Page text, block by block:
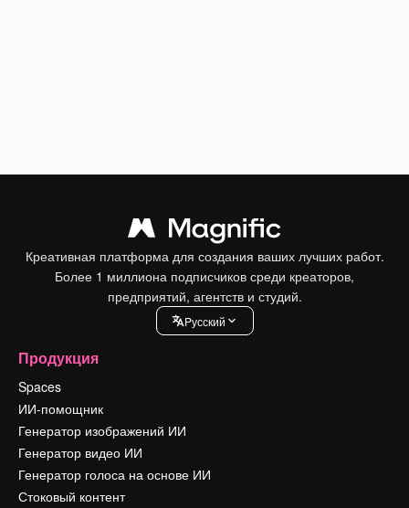
Креативная платформа для создания ваших лучших работ.
Более 1 миллиона подписчиков среди креаторов,
предприятий, агентств и студий.
Pусский
Продукция
Spaces
ИИ-помощник
Генератор изображений ИИ
Генератор видео ИИ
Генератор голоса на основе ИИ
Стоковый контент